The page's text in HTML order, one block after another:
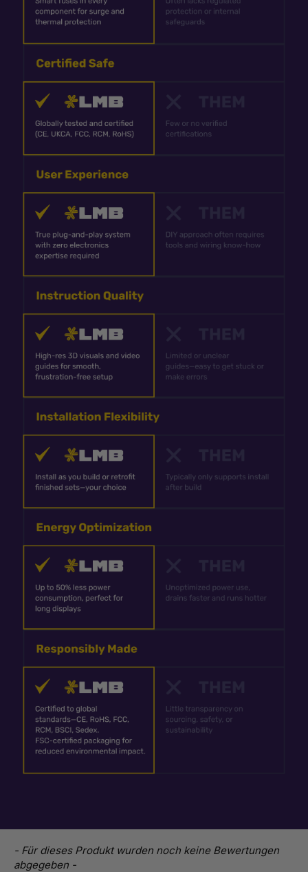
- Für dieses Produkt wurden noch keine Bewertungen
abgegeben -
New content loaded